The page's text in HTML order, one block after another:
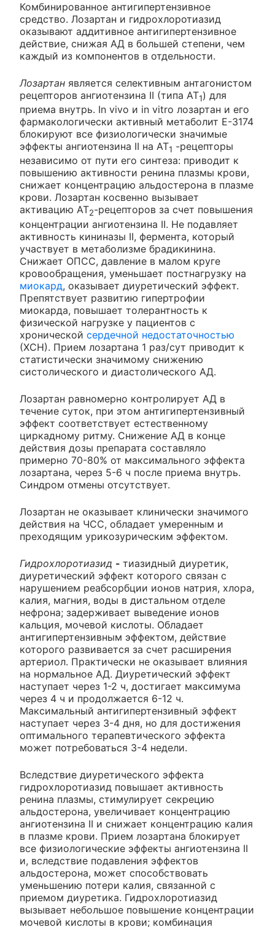
Комбинированное антигипертензивное
средство. Лозартан и гидрохлоротиазид
оказывают аддитивное антигипертензивное
действие, снижая АД в большей степени, чем
каждый из компонентов в отдельности.
Лозартан является селективным антагонистом
рецепторов ангиотензина II (типа AT1) для
приема внутрь. In vivo и in vitro лозартан и его
фармакологически активный метаболит Е-3174
блокируют все физиологически значимые
эффекты ангиотензина II на AT1 -рецепторы
независимо от пути его синтеза: приводит к
повышению активности ренина плазмы крови,
снижает концентрацию альдостерона в плазме
крови. Лозартан косвенно вызывает
активацию АТ2-рецепторов за счет повышения
концентрации ангиотензина II. Не подавляет
активность кининазы II, фермента, который
участвует в метаболизме брадикинина.
Снижает ОПСС, давление в малом круге
кровообращения, уменьшает постнагрузку на
миокард, оказывает диуретический эффект.
Препятствует развитию гипертрофии
миокарда, повышает толерантность к
физической нагрузке у пациентов с
хронической сердечной недостаточностью
(ХСН). Прием лозартана 1 раз/сут приводит к
статистически значимому снижению
систолического и диастолического АД.
Лозартан равномерно контролирует АД в
течение суток, при этом антигипертензивный
эффект соответствует естественному
циркадному ритму. Снижение АД в конце
действия дозы препарата составляло
примерно 70-80% от максимального эффекта
лозартана, через 5-6 ч после приема внутрь.
Синдром отмены отсутствует.
Лозартан не оказывает клинически значимого
действия на ЧСС, обладает умеренным и
преходящим урикозурическим эффектом.
Гидрохлоротиазид - тиазидный диуретик,
диуретический эффект которого связан с
нарушением реабсорбции ионов натрия, хлора,
калия, магния, воды в дистальном отделе
нефрона; задерживает выведение ионов
кальция, мочевой кислоты. Обладает
антигипертензивным эффектом, действие
которого развивается за счет расширения
артериол. Практически не оказывает влияния
на нормальное АД. Диуретический эффект
наступает через 1-2 ч, достигает максимума
через 4 ч и продолжается 6-12 ч.
Максимальный антигипертензивный эффект
наступает через 3-4 дня, но для достижения
оптимального терапевтического эффекта
может потребоваться 3-4 недели.
Вследствие диуретического эффекта
гидрохлоротиазид повышает активность
ренина плазмы, стимулирует секрецию
альдостерона, увеличивает концентрацию
ангиотензина II и снижает концентрацию калия
в плазме крови. Прием лозартана блокирует
все физиологические эффекты ангиотензина II
и, вследствие подавления эффектов
альдостерона, может способствовать
уменьшению потери калия, связанной с
приемом диуретика. Гидрохлоротиазид
вызывает небольшое повышение концентрации
мочевой кислоты в крови; комбинация